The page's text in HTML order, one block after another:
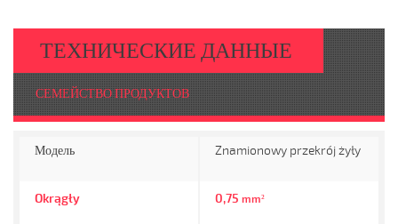
ТЕХНИЧЕСКИЕ ДАННЫЕ
СЕМЕЙСТВО ПРОДУКТОВ
Модель
Okrągły
Znamionowy przekrój żyły
0,75 mm²